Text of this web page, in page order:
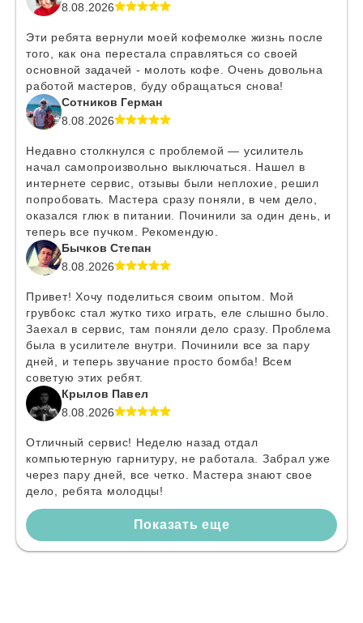
8.08.2026
Эти ребята вернули моей кофемолке жизнь после
того, как она перестала справляться со своей
основной задачей - молоть кофе. Очень довольна
работой мастеров, буду обращаться снова!
Сотников Герман
8.08.2026
Недавно столкнулся с проблемой — усилитель
начал самопроизвольно выключаться. Нашел в
интернете сервис, отзывы были неплохие, решил
попробовать. Мастера сразу поняли, в чем дело,
оказался глюк в питании. Починили за один день, и
теперь все пучком. Рекомендую.
Бычков Степан
8.08.2026
Привет! Хочу поделиться своим опытом. Мой
грувбокс стал жутко тихо играть, еле слышно было.
Заехал в сервис, там поняли дело сразу. Проблема
была в усилителе внутри. Починили все за пару
дней, и теперь звучание просто бомба! Всем
советую этих ребят.
Крылов Павел
8.08.2026
Отличный сервис! Неделю назад отдал
компьютерную гарнитуру, не работала. Забрал уже
через пару дней, все четко. Мастера знают свое
дело, ребята молодцы!
Показать еще